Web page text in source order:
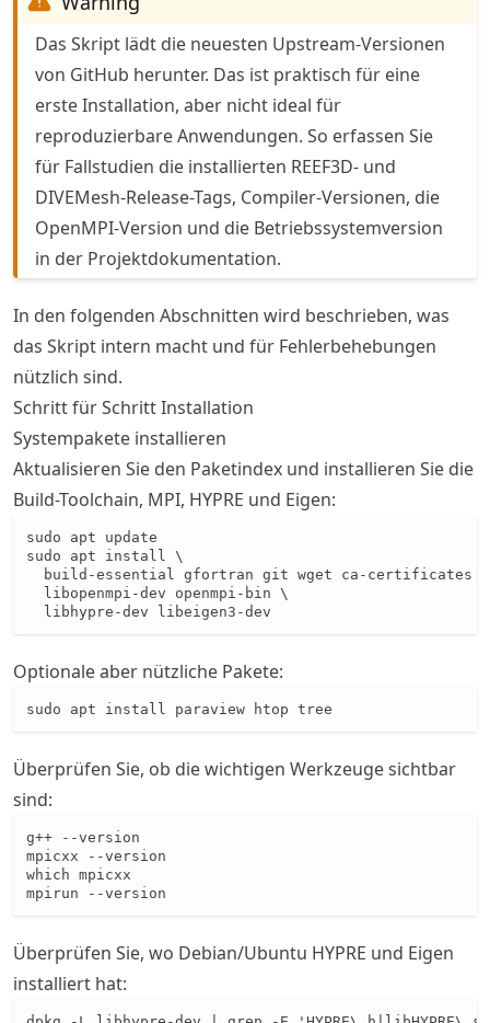
Das Skript lädt die neuesten Upstream-Versionen
von GitHub herunter. Das ist praktisch für eine
erste Installation, aber nicht ideal für
reproduzierbare Anwendungen. So erfassen Sie
für Fallstudien die installierten REEF3D- und
DIVEMesh-Release-Tags, Compiler-Versionen, die
OpenMPI-Version und die Betriebssystemversion
in der Projektdokumentation.
In den folgenden Abschnitten wird beschrieben, was
das Skript intern macht und für Fehlerbehebungen
nützlich sind.
Schritt für Schritt Installation
Systempakete installieren
Aktualisieren Sie den Paketindex und installieren Sie die
Build-Toolchain, MPI, HYPRE und Eigen:
sudo apt update
sudo apt install \
build-essential gfortran git wget ca-certificates
  libopenmpi-dev openmpi-bin \
  libhypre-dev libeigen3-dev
Optionale aber nützliche Pakete:
sudo apt install paraview htop tree
Überprüfen Sie, ob die wichtigen Werkzeuge sichtbar
sind:
g++ --version
mpicxx --version
which mpicxx
mpirun --version
Überprüfen Sie, wo Debian/Ubuntu HYPRE und Eigen
installiert hat: